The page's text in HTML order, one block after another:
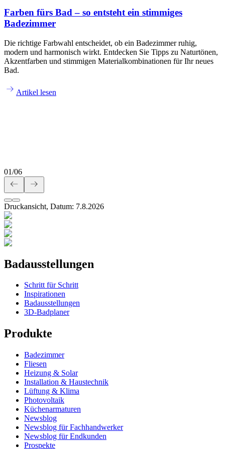
Farben fürs Bad – so entsteht ein stimmiges
Badezimmer
Die richtige Farbwahl entscheidet, ob ein Badezimmer ruhig,
modern und harmonisch wirkt. Entdecken Sie Tipps zu Naturtönen,
Akzentfarben und stimmigen Materialkombinationen für Ihr neues
Bad.
Artikel lesen
01/06
Druckansicht, Datum: 7.8.2026
Badausstellungen
Schritt für Schritt
Inspirationen
Badausstellungen
3D-Badplaner
Produkte
Badezimmer
Fliesen
Heizung & Solar
Installation & Haustechnik
Lüftung & Klima
Photovoltaik
Küchenarmaturen
Newsblog
Newsblog für Fachhandwerker
Newsblog für Endkunden
Prospekte